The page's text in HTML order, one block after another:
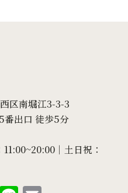
区南堀江3-3-3
番出口 徒歩5分
｜土日祝：